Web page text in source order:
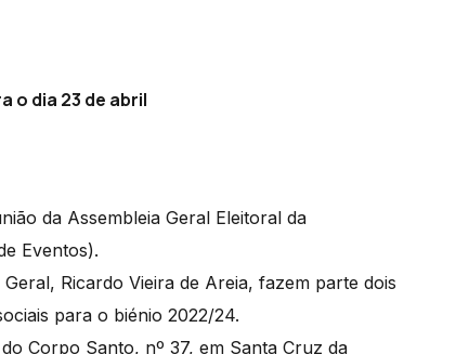
o dia 23 de abril
da Assembleia Geral Eleitoral da
Eventos).
Ricardo Vieira de Areia, fazem parte dois
para o biénio 2022/24.
Corpo Santo, nº 37, em Santa Cruz da